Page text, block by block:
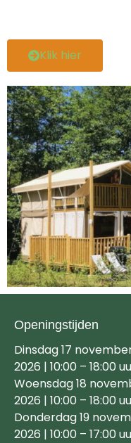
Klik hier
Openingstijden
Dinsdag 17
2026 | 10:00 – 18:00
Woensdag 18
2026 | 10:00 – 18:00
Donderdag 19
2026 | 10:00 – 17:00